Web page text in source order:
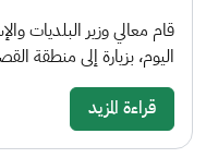
قام معالي وزير البلديات
اليوم، بزيارة إلى منطقة
قراءة المزيد